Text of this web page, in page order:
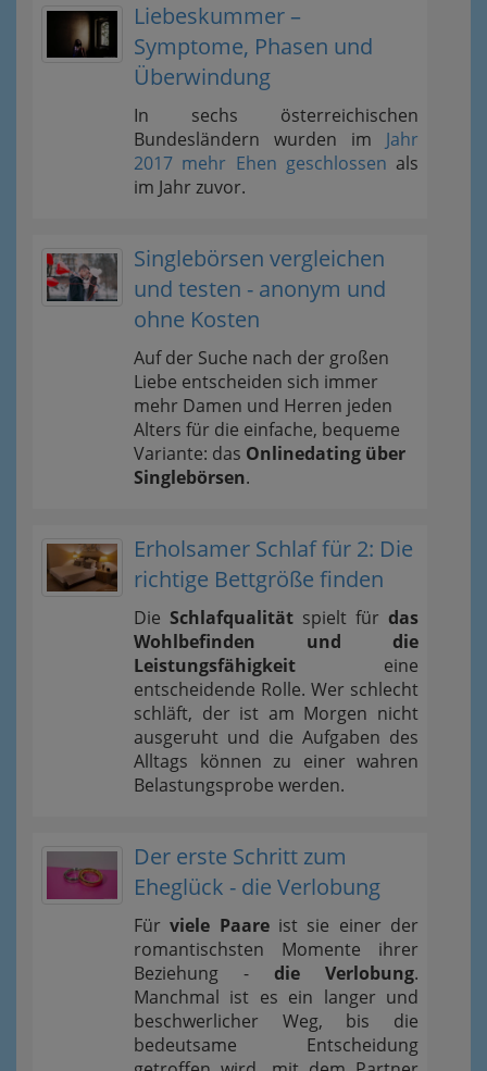
Liebeskummer –
Symptome, Phasen und
Überwindung
In sechs österreichischen
Bundesländern wurden im Jahr
2017 mehr Ehen geschlossen als
im Jahr zuvor.
Singlebörsen vergleichen
und testen - anonym und
ohne Kosten
Auf der Suche nach der großen
Liebe entscheiden sich immer
mehr Damen und Herren jeden
Alters für die einfache, bequeme
Variante: das Onlinedating über
Singlebörsen.
Erholsamer Schlaf für 2: Die
richtige Bettgröße finden
Die Schlafqualität spielt für das
Wohlbefinden und die
Leistungsfähigkeit eine
entscheidende Rolle. Wer schlecht
schläft, der ist am Morgen nicht
ausgeruht und die Aufgaben des
Alltags können zu einer wahren
Belastungsprobe werden.
Der erste Schritt zum
Eheglück - die Verlobung
Fürviele Paareist sie einer der
romantischsten Momente ihrer
Beziehung - die Verlobung.
Manchmal ist es ein langer und
beschwerlicher Weg, bis die
bedeutsame Entscheidung